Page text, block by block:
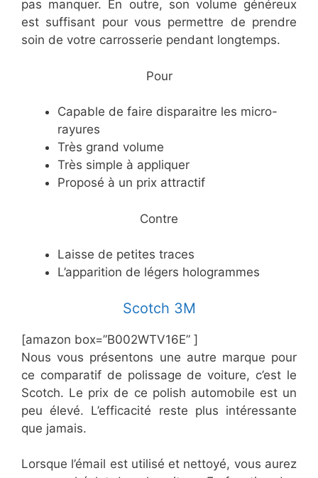
pas manquer. En outre, son volume généreux
est suffisant pour vous permettre de prendre
soin de votre carrosserie pendant longtemps.
​Pour
​Capable de faire disparaitre les micro-
rayures
​Très grand volume
​Très simple à appliquer
​Proposé à un prix attractif
​Contre
​Laisse de petites traces
​L’apparition de légers hologrammes
​Scotch 3M
[amazon box=”​B002WTV16E” ]
Nous vous présentons une autre marque pour
ce comparatif de polissage de voiture, c’est le
Scotch. Le prix de ce polish automobile est un
peu élevé. L’efficacité reste plus intéressante
que jamais.
Lorsque l’émail est utilisé et nettoyé, vous aurez